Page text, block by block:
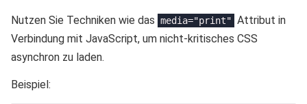
Nutzen Sie Techniken wie das media="print" Attribut in
Verbindung mit JavaScript, um nicht-kritisches CSS
asynchron zu laden.
Beispiel: